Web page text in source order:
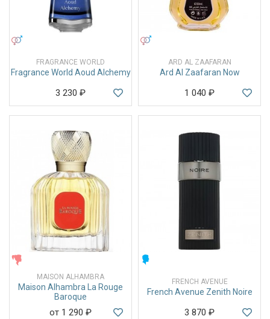
FRAGRANCE WORLD
Fragrance World Aoud Alchemy
3 230 ₽
ARD AL ZAAFARAN
Ard Al Zaafaran Now
1 040 ₽
MAISON ALHAMBRA
Maison Alhambra La Rouge
Baroque
от 1 290 ₽
FRENCH AVENUE
French Avenue Zenith Noire
3 870 ₽